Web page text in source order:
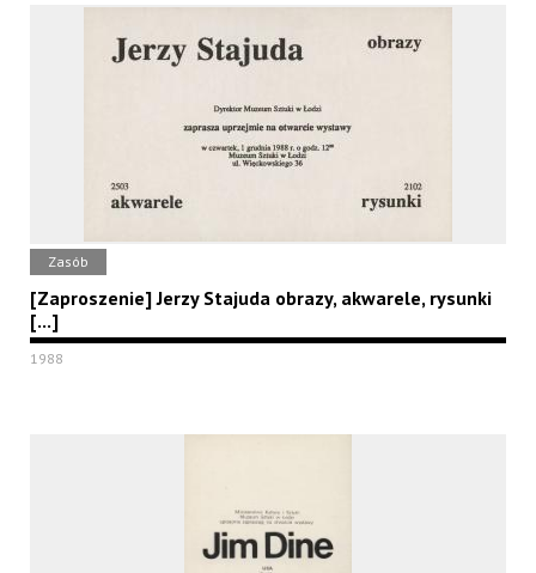
Zasób
[Zaproszenie] Jerzy Stajuda obrazy, akwarele, rysunki
[...]
1988